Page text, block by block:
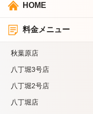
HOME
料金メニュー
秋葉原店
八丁堀3号店
八丁堀2号店
八丁堀店